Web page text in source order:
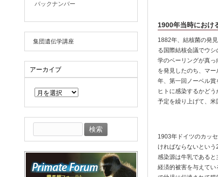
1900年当時におけ
1882年、結核菌の発
る国際結核会議でウ
学のベーリングが真
を発見したのち、マ
年、第一回ノーベル
ヒトに感染するかど
予定を繰り上げて、
1903年ドイツのカッ
ければならないとい
感染源は牛乳である
経済的被害を与えて
バックナンバー
集団遺伝学講座
アーカイブ
イ
ブ
索: